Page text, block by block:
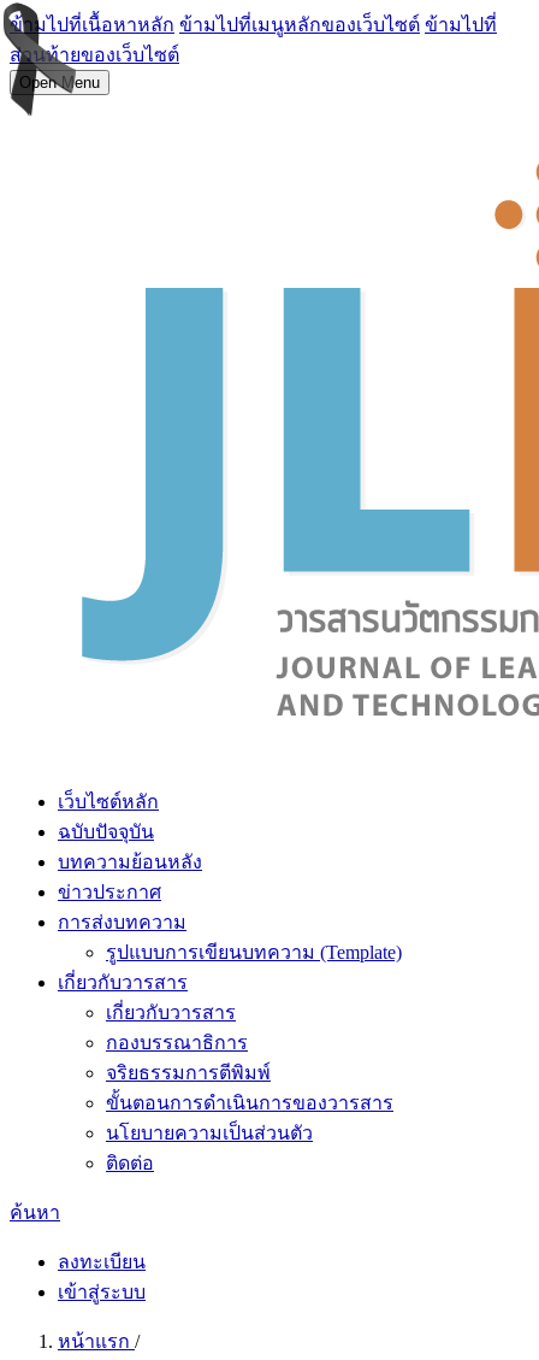
ข้ามไปที่เนื้อหาหลัก ข้ามไปที่เมนูหลักของเว็บไซต์ ข้ามไปที่
ส่วนท้ายของเว็บไซต์
Open Menu
เว็บไซต์หลัก
ฉบับปัจจุบัน
บทความย้อนหลัง
ข่าวประกาศ
การส่งบทความ
รูปแบบการเขียนบทความ (Template)
เกี่ยวกับวารสาร
เกี่ยวกับวารสาร
กองบรรณาธิการ
จริยธรรมการตีพิมพ์
ขั้นตอนการดำเนินการของวารสาร
นโยบายความเป็นส่วนตัว
ติดต่อ
ค้นหา
ลงทะเบียน
เข้าสู่ระบบ
หน้าแรก /